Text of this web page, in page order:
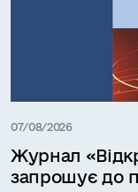
07/08/2026
Журнал
запрошує до